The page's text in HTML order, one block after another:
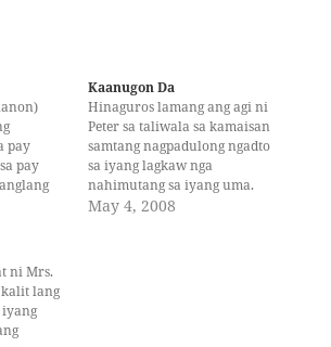
pay
pay
sa
an siya
sa iyang
iyang
ang
Kaanugon Da
Hinaguros lamang ang agi ni
Peter sa taliwala sa kamaisan
samtang nagpadulong ngadto
sa iyang lagkaw nga
nahimutang sa iyang uma.
Ning-undang na lang gayod
May 4, 2008
ni Mrs.
kalit lang
iyang